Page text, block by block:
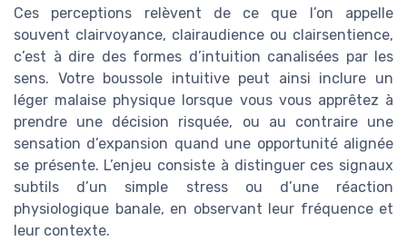
Ces perceptions relèvent de ce que l’on appelle
souvent clairvoyance, clairaudience ou clairsentience,
c’est à dire des formes d’intuition canalisées par les
sens. Votre boussole intuitive peut ainsi inclure un
léger malaise physique lorsque vous vous apprêtez à
prendre une décision risquée, ou au contraire une
sensation d’expansion quand une opportunité alignée
se présente. L’enjeu consiste à distinguer ces signaux
subtils d’un simple stress ou d’une réaction
physiologique banale, en observant leur fréquence et
leur contexte.